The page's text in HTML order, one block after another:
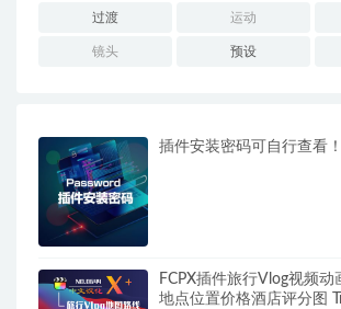
过渡 运动
镜头 预设
插件安装密码可自行查看！
FCPX插件旅行Vlog视频
地点位置价格酒店评分图